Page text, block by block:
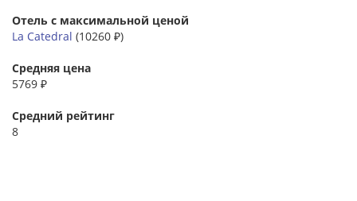
Отель с максимальной ценой
La Catedral (10260 ₽)
Средняя цена
5769 ₽
Средний рейтинг
8